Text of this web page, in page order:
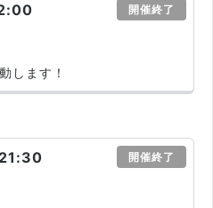
開催終了
します！
開催終了